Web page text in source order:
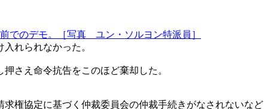
でのデモ。［写真 ユン・ソルヨン特派員］
れられなかった。
さえ命令抗告をこのほど棄却した。
権協定に基づく仲裁委員会の仲裁手続きがなされないなど